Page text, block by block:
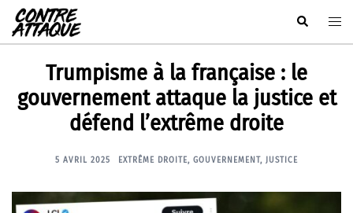
Aller
au
contenu
Rechercher
Trumpisme à la française : le
gouvernement attaque la justice et
défend l’extrême droite
5 AVRIL 2025 EXTRÊME DROITE, GOUVERNEMENT, JUSTICE